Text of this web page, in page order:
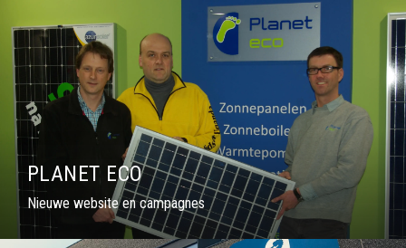
PLANET ECO
Nieuwe website en campagnes